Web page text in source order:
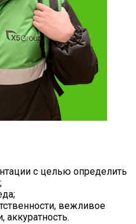
с целью определить
вежливое
аккуратность.